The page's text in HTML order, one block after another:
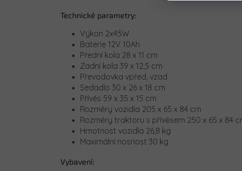
Technické parametry:
Výkon 2x45W
Baterie 12V 10Ah
Přední kola 28 x 11 cm
Zadní kola 39 x 12,5 cm
Převodovka vpřed, vzad
Sedadlo 30 x 26 x 18 cm
Přívěs 59 x 35 x 15 cm
Rozměry vozidla 205 x 65 x 84 cm
Rozměry traktoru s přívěsem 250 x 65 x 84
Hmotnost vozidla 26,8 kg
Maximální nosnost 30 kg
Vybavení: